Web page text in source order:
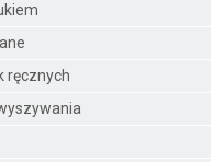
ręcznych